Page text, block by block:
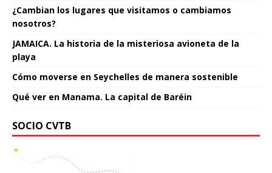
¿Cambian los lugares que visitamos o cambiamos
nosotros?
JAMAICA. La historia de la misteriosa avioneta de la
playa
Cómo moverse en Seychelles de manera sostenible
Qué ver en Manama. La capital de Baréin
SOCIO CVTB